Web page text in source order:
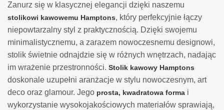
Zanurz się w klasycznej elegancji dzięki naszemu
stolikowi kawowemu Hamptons, który perfekcyjnie łączy
niepowtarzalny styl z praktycznością. Dzięki swojemu
minimalistycznemu, a zarazem nowoczesnemu designowi,
stolik świetnie odnajdzie się w różnych wnętrzach, nadając
im wrażenie przestronności. Stolik kawowy Hamptons
doskonale uzupełni aranżacje w stylu nowoczesnym, art
deco oraz glamour. Jego prosta, kwadratowa forma i
wykorzystanie wysokojakościowych materiałów sprawiają,